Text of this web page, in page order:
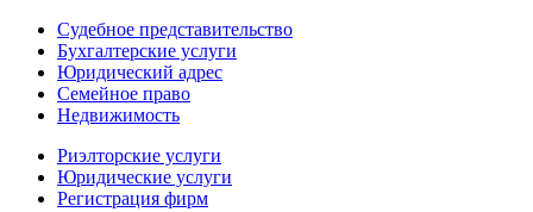
Судебное представительство
Бухгалтерские услуги
Юридический адрес
Семейное право
Недвижимость
Риэлторские услуги
Юридические услуги
Регистрация фирм